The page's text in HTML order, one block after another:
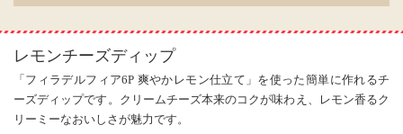
レモンチーズディップ
「フィラデルフィア6P 爽やかレモン仕立て」を使った簡単に作れるチ
ーズディップです。クリームチーズ本来のコクが味わえ、レモン香るク
リーミーなおいしさが魅力です。